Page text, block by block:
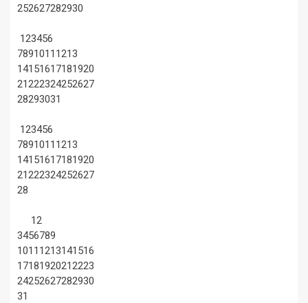
252627282930
123456
7891011 1213
14151617181920
21222324252627
28293031
123456
7891011 1213
14151617181920
21222324252627
28
12
3456789
1011 1213141516
17181920212223
24252627282930
31